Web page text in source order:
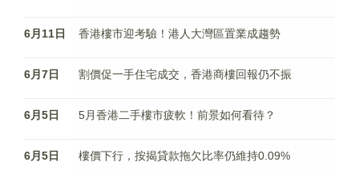
6月11日 香港樓市迎考驗！港人大灣區置業成趨勢
6月7日 割價促一手住宅成交，香港商樓回報仍不振
6月5日 5月香港二手樓市疲軟！前景如何看待？
6月5日 樓價下行，按揭貸款拖欠比率仍維持0.09%